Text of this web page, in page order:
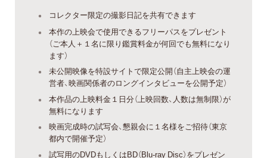
コレクター限定の撮影日記を共有できます
本作の上映会で使用できるフリーパスをプレゼント
（ご本人＋１名に限り鑑賞料金が何回でも無料になり
ます）
未公開映像を特設サイトで限定公開（自主上映会の運
営者、映画関係者のロングインタビューを公開予定）
本作品の上映料金１日分（上映回数、人数は無制限）が
無料になります
映画完成時の試写会、懇親会に１名様をご招待（東京
都内で開催予定）
試写用のDVDもしくはBD（Blu-ray Disc）をプレゼン